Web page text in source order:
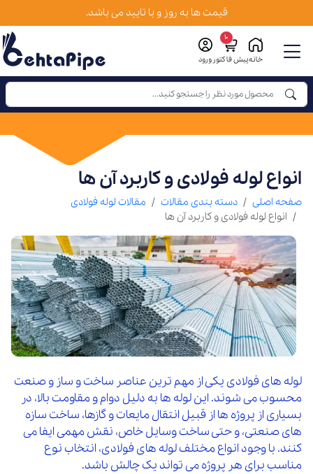
قیمت ها به روز و با تایید می باشد.
خانهپیش فاکتور
10
ورود
انواع لوله فولادی و کاربرد آن ها
صفحه اصلی دسته بندی مقالات
مقالات لوله فولادی
انواع لوله فولادی و کاربرد آن ها
لوله های فولادی یکی از مهم ترین عناصر ساخت و ساز و صنعت
محسوب می شوند. این لوله ها به دلیل دوام و مقاومت بالا، در
بسیاری از پروژه ها از قبیل انتقال مایعات و گازها، ساخت سازه
های صنعتی، و حتی ساخت وسایل خاص، نقش مهمی ایفا می
کنند. با وجود انواع مختلف لوله های فولادی، انتخاب نوع
مناسب برای هر پروژه می تواند یک چالش باشد.